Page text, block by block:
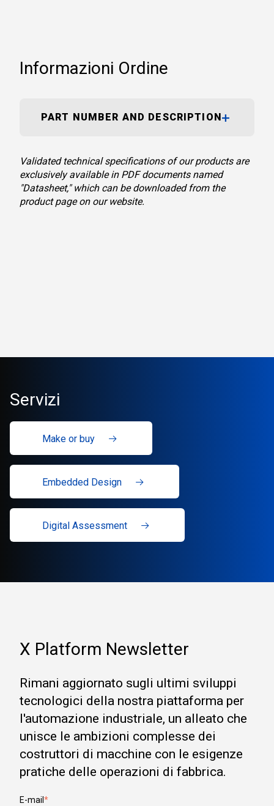
Informazioni Ordine
PART NUMBER AND DESCRIPTION
Validated technical specifications of our products are
exclusively available in PDF documents named
"Datasheet," which can be downloaded from the
product page on our website.
Servizi
Make or buy
Embedded Design
Digital Assessment
X Platform Newsletter
Rimani aggiornato sugli ultimi sviluppi
tecnologici della nostra piattaforma per
l'automazione industriale, un alleato che
unisce le ambizioni complesse dei
costruttori di macchine con le esigenze
pratiche delle operazioni di fabbrica.
E-mail *